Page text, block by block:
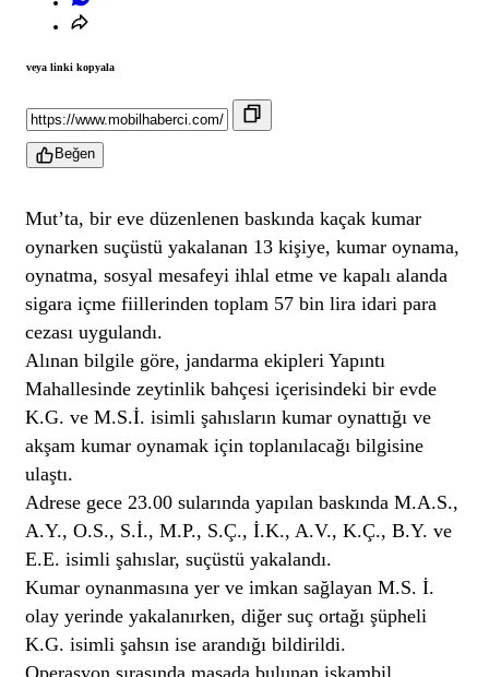
veya linki kopyala
Beğen
Mut’ta, bir eve düzenlenen baskında kaçak kumar
oynarken suçüstü yakalanan 13 kişiye, kumar oynama,
oynatma, sosyal mesafeyi ihlal etme ve kapalı alanda
sigara içme fiillerinden toplam 57 bin lira idari para
cezası uygulandı.
Alınan bilgile göre, jandarma ekipleri Yapıntı
Mahallesinde zeytinlik bahçesi içerisindeki bir evde
K.G. ve M.S.İ. isimli şahısların kumar oynattığı ve
akşam kumar oynamak için toplanılacağı bilgisine
ulaştı.
Adrese gece 23.00 sularında yapılan baskında M.A.S.,
A.Y., O.S., S.İ., M.P., S.Ç., İ.K., A.V., K.Ç., B.Y. ve
E.E. isimli şahıslar, suçüstü yakalandı.
Kumar oynanmasına yer ve imkan sağlayan M.S. İ.
olay yerinde yakalanırken, diğer suç ortağı şüpheli
K.G. isimli şahsın ise arandığı bildirildi.
Operasyon sırasında masada bulunan iskambil